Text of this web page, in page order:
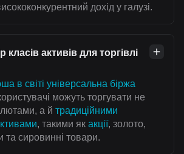
дохід у галузі.
активів для торгівлі
в світі універсальна біржа
можуть торгувати не
а й традиційними
, такими як акції, золото,
та сировинні товари.